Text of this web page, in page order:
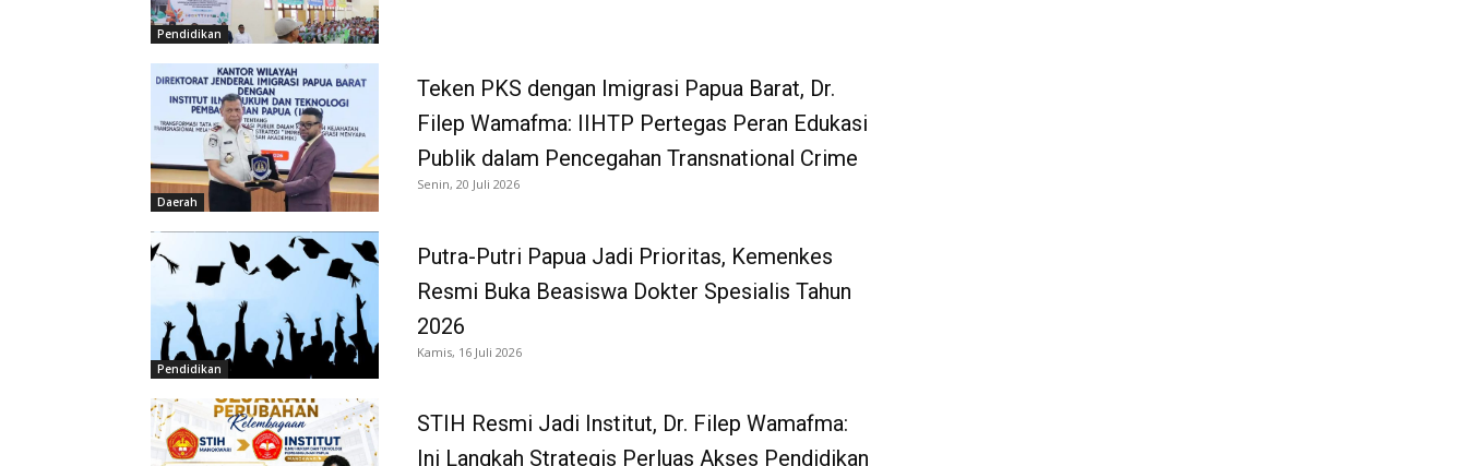
Pendidikan
Daerah
Teken PKS dengan Imigrasi Papua Barat, Dr.
Filep Wamafma: IIHTP Pertegas Peran Edukasi
Publik dalam Pencegahan Transnational Crime
Senin, 20 Juli 2026
Pendidikan
Putra-Putri Papua Jadi Prioritas, Kemenkes
Resmi Buka Beasiswa Dokter Spesialis Tahun
2026
Kamis, 16 Juli 2026
STIH Resmi Jadi Institut, Dr. Filep Wamafma:
Ini Langkah Strategis Perluas Akses Pendidikan